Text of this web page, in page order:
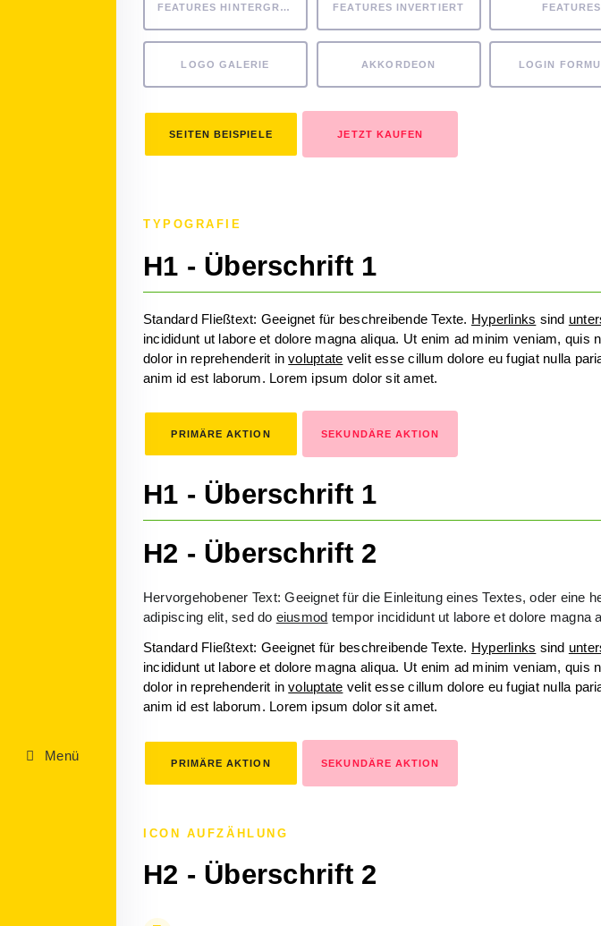
Menü
FEATURES HINTERGRUND FEATURES INVERTIERT FEATURES
LOGO GALERIE AKKORDEON LOGIN
SEITEN BEISPIELE JETZT KAUFEN
TYPOGRAFIE
H1 - Überschrift 1
Standard Fließtext: Geeignet für beschreibende Texte. Hyperlinks sind
incididunt ut labore et dolore magna aliqua. Ut enim ad minim veniam,
dolor in reprehenderit involuptate velit esse cillum dolore eu fugiat nulla
anim id est laborum. Lorem ipsum dolor sit amet.
PRIMÄRE AKTION SEKUNDÄRE AKTION
H1 - Überschrift 1
H2 - Überschrift 2
Hervorgehobener Text: Geeignet für die Einleitung eines Textes, oder
adipiscing elit, sed do eiusmod tempor incididunt ut labore et dolore
Standard Fließtext: Geeignet für beschreibende Texte. Hyperlinks sind
incididunt ut labore et dolore magna aliqua. Ut enim ad minim veniam,
dolor in reprehenderit involuptate velit esse cillum dolore eu fugiat nulla
anim id est laborum. Lorem ipsum dolor sit amet.
PRIMÄRE AKTION SEKUNDÄRE AKTION
ICON AUFZÄHLUNG
H2 - Überschrift 2